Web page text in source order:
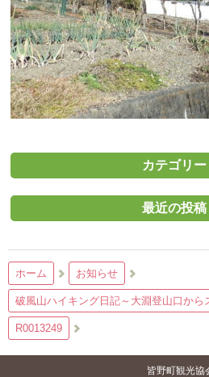
カテゴリー
最近の投稿
ホーム お知らせ
破風山ハイキング日記～大淵登山口から
R0013249
皆野町観光協